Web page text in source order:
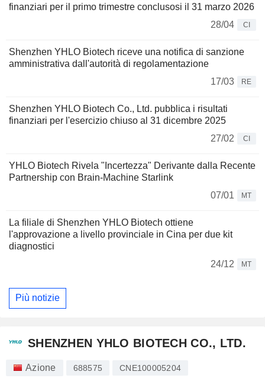
finanziari per il primo trimestre conclusosi il 31 marzo 2026
28/04
CI
Shenzhen YHLO Biotech riceve una notifica di sanzione
amministrativa dall'autorità di regolamentazione
17/03
RE
Shenzhen YHLO Biotech Co., Ltd. pubblica i risultati
finanziari per l'esercizio chiuso al 31 dicembre 2025
27/02
CI
YHLO Biotech Rivela "Incertezza" Derivante dalla Recente
Partnership con Brain-Machine Starlink
07/01
MT
La filiale di Shenzhen YHLO Biotech ottiene
l'approvazione a livello provinciale in Cina per due kit
diagnostici
24/12
MT
Più notizie
SHENZHEN YHLO BIOTECH CO., LTD.
Azione 688575 CNE100005204